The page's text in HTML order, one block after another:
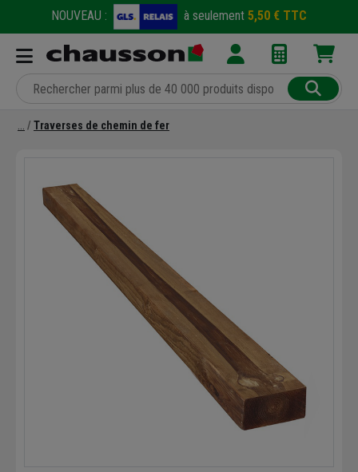
NOUVEAU : à seulement 5,50 € TTC
Traverses de chemin de fer